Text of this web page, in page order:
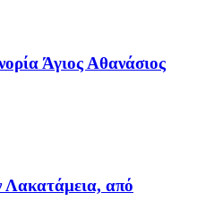
Άγιος Αθανάσιος
Λακατάμεια, από